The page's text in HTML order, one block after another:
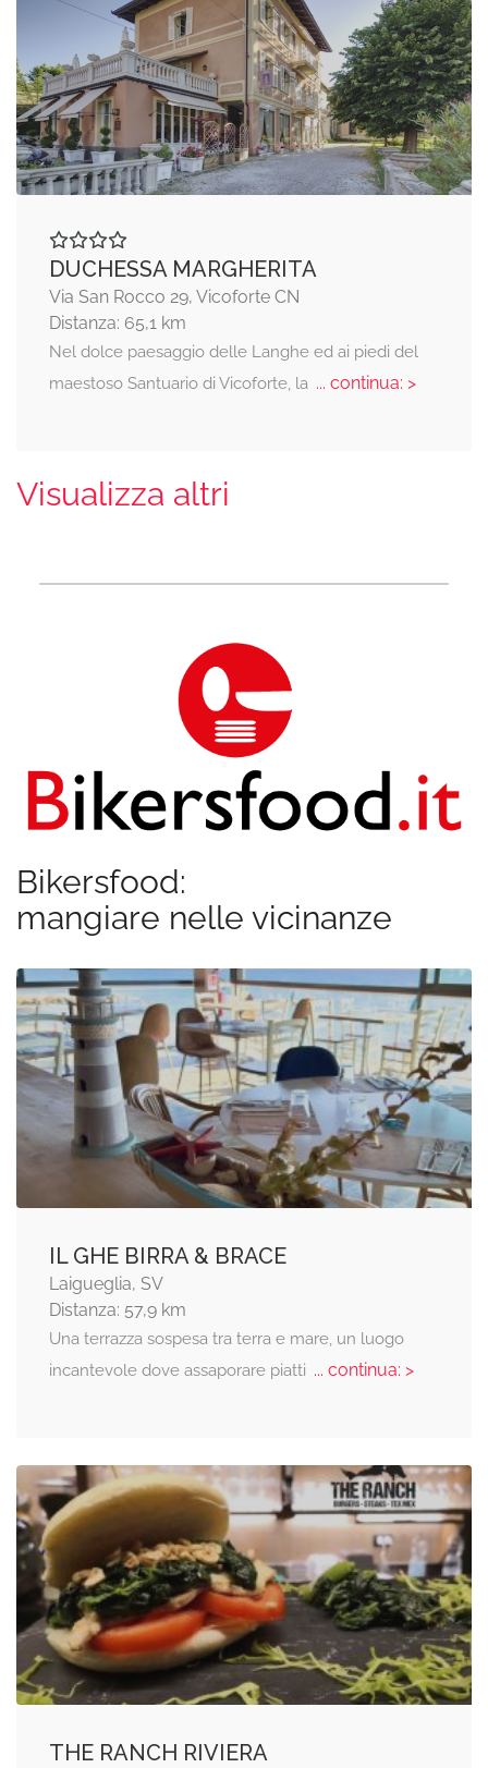
DUCHESSA MARGHERITA
Via San Rocco 29, Vicoforte CN
Distanza: 65,1 km
Nel dolce paesaggio delle Langhe ed ai piedi del
maestoso Santuario di Vicoforte, la... continua: >
Visualizza altri
Bikersfood:
mangiare nelle vicinanze
IL GHE BIRRA & BRACE
Laigueglia, SV
Distanza: 57,9 km
Una terrazza sospesa tra terra e mare, un luogo
incantevole dove assaporare piatti ... continua: >
THE RANCH RIVIERA